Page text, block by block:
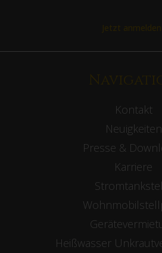
Jetzt anmelden >
Kontakt
Neuigkeiten
Presse &
Karriere
Heißwasser